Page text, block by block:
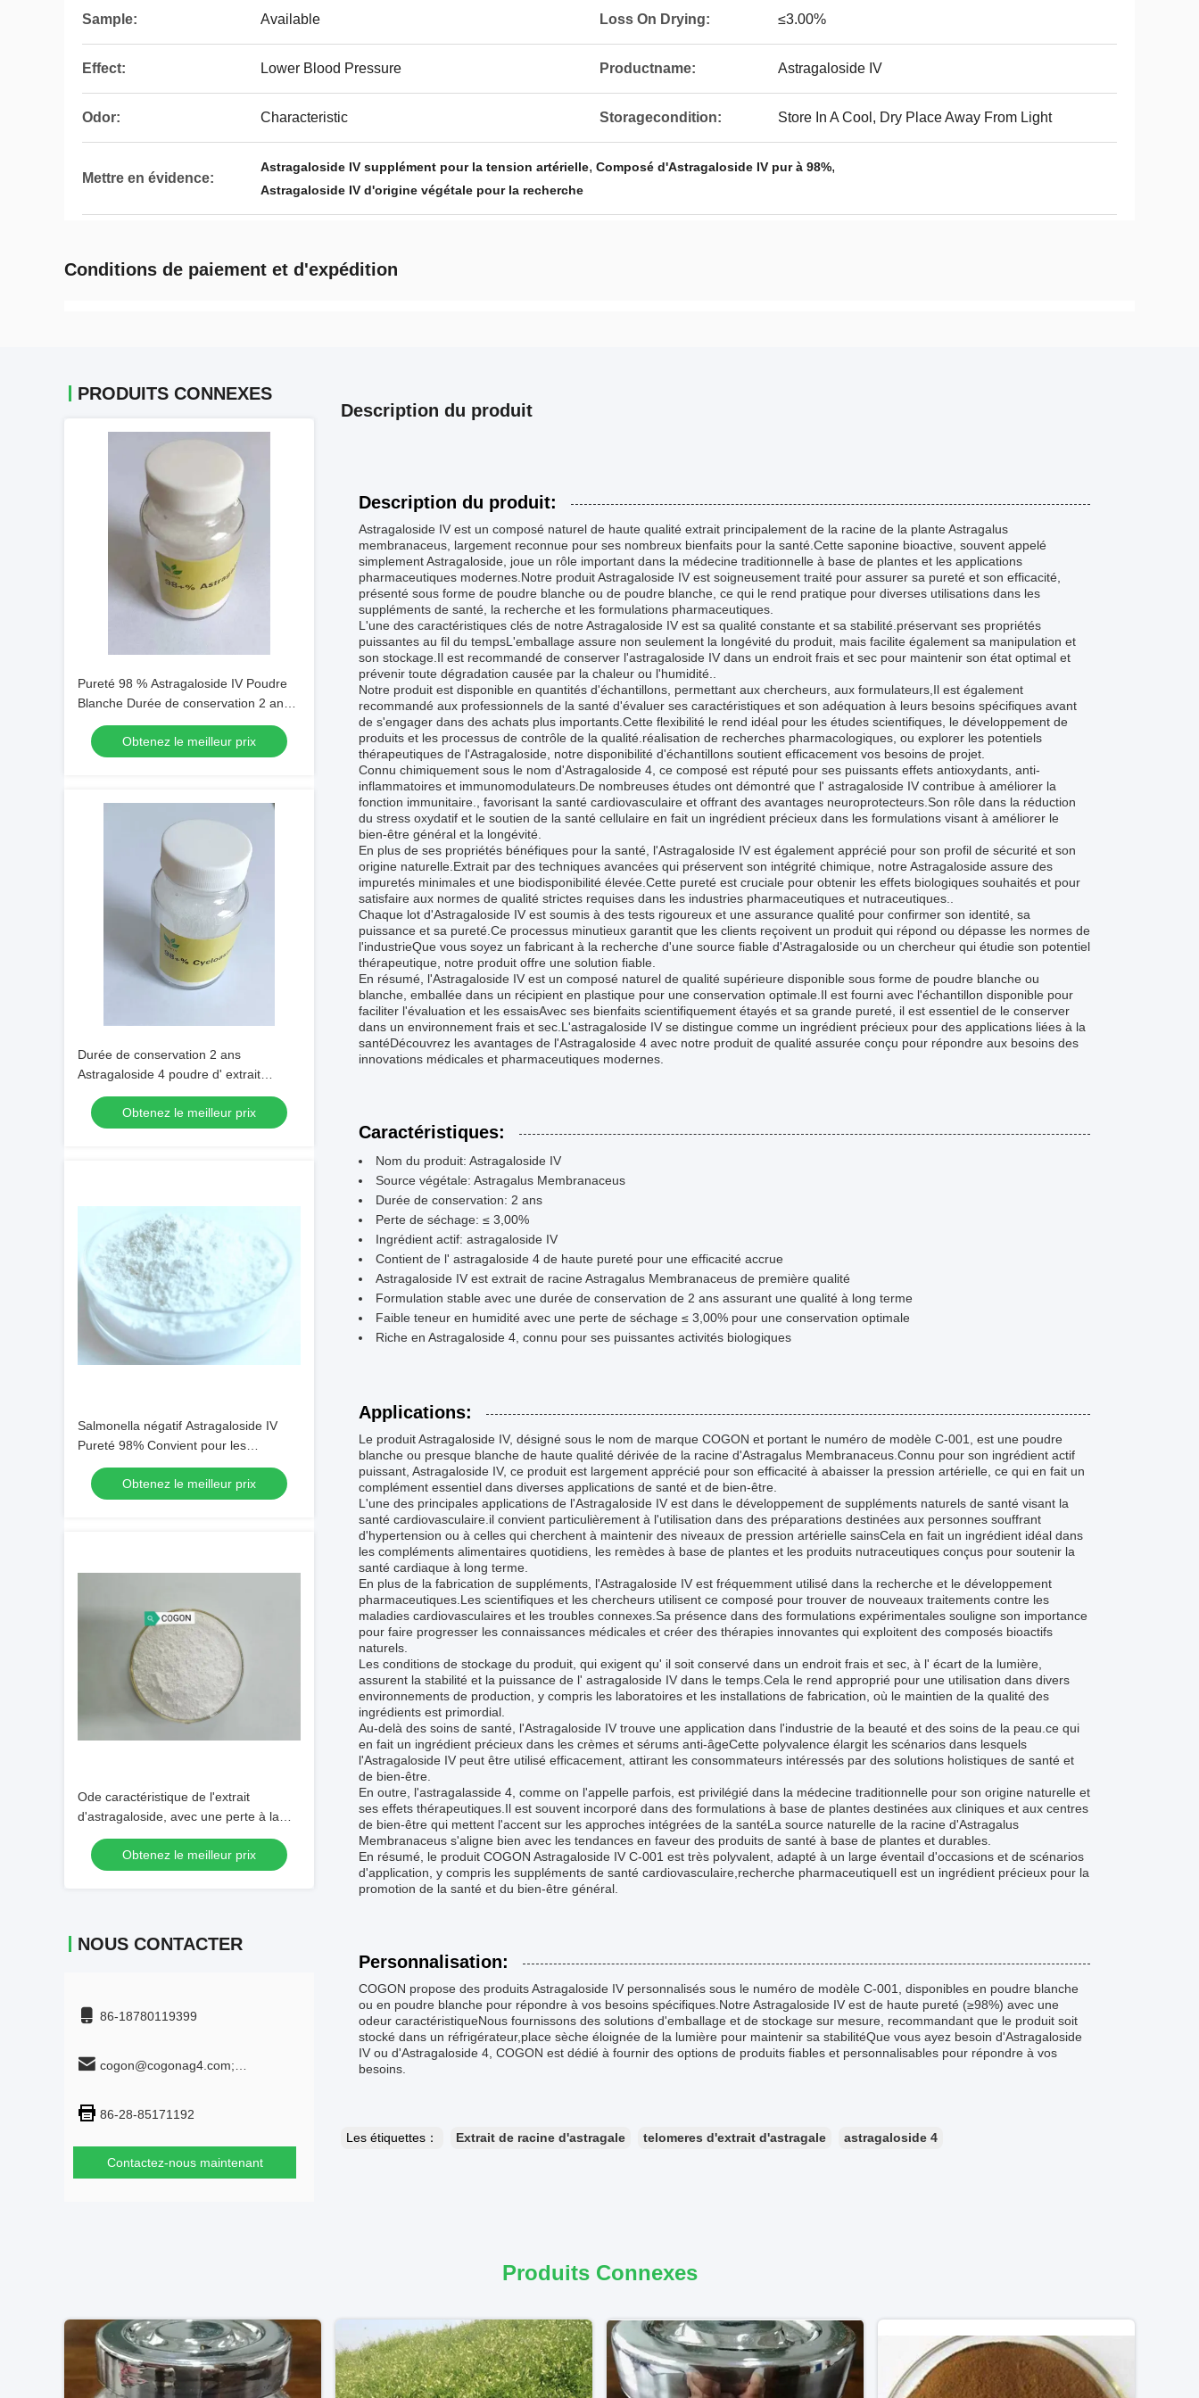
Sample: Available Loss On Drying: ≤3.00%
Effect: Lower Blood Pressure Productname: Astragaloside IV
Odor: Characteristic Storagecondition: Store In A Cool, Dry Place Away From Light
Mettre en évidence:
Astragaloside IV supplément pour la tension artérielle, Composé d'Astragaloside IV pur à 98%,
Astragaloside IV d'origine végétale pour la recherche
Conditions de paiement et d'expédition
PRODUITS CONNEXES
Pureté 98 % Astragaloside IV Poudre
Blanche Durée de conservation 2 ans
Appliqué dans les extraits botaniques
et la recherche scientifique
Obtenez le meilleur prix
Durée de conservation 2 ans
Astragaloside 4 poudre d' extrait
naturel pour les applications
pharmaceutiques et les formulations
nutraceutiques
Obtenez le meilleur prix
Salmonella négatif Astragaloside IV
Pureté 98% Convient pour les
formulations de cosmétiques et de
compléments alimentaires
Obtenez le meilleur prix
Ode caractéristique de l'extrait
d'astragaloside, avec une perte à la
dessiccation n'excédant pas 3 %,
adapté à la production de
compléments alimentaires
Obtenez le meilleur prix
NOUS CONTACTER
86-18780119399
cogon@cogonag4.com;
86-28-85171192
Contactez-nous maintenant
Description du produit
Description du produit:
Astragaloside IV est un composé naturel de haute qualité extrait principalement de la racine de la plante Astragalus
membranaceus, largement reconnue pour ses nombreux bienfaits pour la santé.Cette saponine bioactive, souvent appelé
simplement Astragaloside, joue un rôle important dans la médecine traditionnelle à base de plantes et les applications
pharmaceutiques modernes.Notre produit Astragaloside IV est soigneusement traité pour assurer sa pureté et son efficacité,
présenté sous forme de poudre blanche ou de poudre blanche, ce qui le rend pratique pour diverses utilisations dans les
suppléments de santé, la recherche et les formulations pharmaceutiques.
L'une des caractéristiques clés de notre Astragaloside IV est sa qualité constante et sa stabilité.préservant ses propriétés
puissantes au fil du tempsL'emballage assure non seulement la longévité du produit, mais facilite également sa manipulation et
son stockage.Il est recommandé de conserver l'astragaloside IV dans un endroit frais et sec pour maintenir son état optimal et
prévenir toute dégradation causée par la chaleur ou l'humidité..
Notre produit est disponible en quantités d'échantillons, permettant aux chercheurs, aux formulateurs,Il est également
recommandé aux professionnels de la santé d'évaluer ses caractéristiques et son adéquation à leurs besoins spécifiques avant
de s'engager dans des achats plus importants.Cette flexibilité le rend idéal pour les études scientifiques, le développement de
produits et les processus de contrôle de la qualité.réalisation de recherches pharmacologiques, ou explorer les potentiels
thérapeutiques de l'Astragaloside, notre disponibilité d'échantillons soutient efficacement vos besoins de projet.
Connu chimiquement sous le nom d'Astragaloside 4, ce composé est réputé pour ses puissants effets antioxydants, anti-
inflammatoires et immunomodulateurs.De nombreuses études ont démontré que l' astragaloside IV contribue à améliorer la
fonction immunitaire., favorisant la santé cardiovasculaire et offrant des avantages neuroprotecteurs.Son rôle dans la réduction
du stress oxydatif et le soutien de la santé cellulaire en fait un ingrédient précieux dans les formulations visant à améliorer le
bien-être général et la longévité.
En plus de ses propriétés bénéfiques pour la santé, l'Astragaloside IV est également apprécié pour son profil de sécurité et son
origine naturelle.Extrait par des techniques avancées qui préservent son intégrité chimique, notre Astragaloside assure des
impuretés minimales et une biodisponibilité élevée.Cette pureté est cruciale pour obtenir les effets biologiques souhaités et pour
satisfaire aux normes de qualité strictes requises dans les industries pharmaceutiques et nutraceutiques..
Chaque lot d'Astragaloside IV est soumis à des tests rigoureux et une assurance qualité pour confirmer son identité, sa
puissance et sa pureté.Ce processus minutieux garantit que les clients reçoivent un produit qui répond ou dépasse les normes de
l'industrieQue vous soyez un fabricant à la recherche d'une source fiable d'Astragaloside ou un chercheur qui étudie son potentiel
thérapeutique, notre produit offre une solution fiable.
En résumé, l'Astragaloside IV est un composé naturel de qualité supérieure disponible sous forme de poudre blanche ou
blanche, emballée dans un récipient en plastique pour une conservation optimale.Il est fourni avec l'échantillon disponible pour
faciliter l'évaluation et les essaisAvec ses bienfaits scientifiquement étayés et sa grande pureté, il est essentiel de le conserver
dans un environnement frais et sec.L'astragaloside IV se distingue comme un ingrédient précieux pour des applications liées à la
santéDécouvrez les avantages de l'Astragaloside 4 avec notre produit de qualité assurée conçu pour répondre aux besoins des
innovations médicales et pharmaceutiques modernes.
Caractéristiques:
Nom du produit: Astragaloside IV
Source végétale: Astragalus Membranaceus
Durée de conservation: 2 ans
Perte de séchage: ≤ 3,00%
Ingrédient actif: astragaloside IV
Contient de l' astragaloside 4 de haute pureté pour une efficacité accrue
Astragaloside IV est extrait de racine Astragalus Membranaceus de première qualité
Formulation stable avec une durée de conservation de 2 ans assurant une qualité à long terme
Faible teneur en humidité avec une perte de séchage ≤ 3,00% pour une conservation optimale
Riche en Astragaloside 4, connu pour ses puissantes activités biologiques
Applications:
Le produit Astragaloside IV, désigné sous le nom de marque COGON et portant le numéro de modèle C-001, est une poudre
blanche ou presque blanche de haute qualité dérivée de la racine d'Astragalus Membranaceus.Connu pour son ingrédient actif
puissant, Astragaloside IV, ce produit est largement apprécié pour son efficacité à abaisser la pression artérielle, ce qui en fait un
complément essentiel dans diverses applications de santé et de bien-être.
L'une des principales applications de l'Astragaloside IV est dans le développement de suppléments naturels de santé visant la
santé cardiovasculaire.il convient particulièrement à l'utilisation dans des préparations destinées aux personnes souffrant
d'hypertension ou à celles qui cherchent à maintenir des niveaux de pression artérielle sainsCela en fait un ingrédient idéal dans
les compléments alimentaires quotidiens, les remèdes à base de plantes et les produits nutraceutiques conçus pour soutenir la
santé cardiaque à long terme.
En plus de la fabrication de suppléments, l'Astragaloside IV est fréquemment utilisé dans la recherche et le développement
pharmaceutiques.Les scientifiques et les chercheurs utilisent ce composé pour trouver de nouveaux traitements contre les
maladies cardiovasculaires et les troubles connexes.Sa présence dans des formulations expérimentales souligne son importance
pour faire progresser les connaissances médicales et créer des thérapies innovantes qui exploitent des composés bioactifs
naturels.
Les conditions de stockage du produit, qui exigent qu' il soit conservé dans un endroit frais et sec, à l' écart de la lumière,
assurent la stabilité et la puissance de l' astragaloside IV dans le temps.Cela le rend approprié pour une utilisation dans divers
environnements de production, y compris les laboratoires et les installations de fabrication, où le maintien de la qualité des
ingrédients est primordial.
Au-delà des soins de santé, l'Astragaloside IV trouve une application dans l'industrie de la beauté et des soins de la peau.ce qui
en fait un ingrédient précieux dans les crèmes et sérums anti-âgeCette polyvalence élargit les scénarios dans lesquels
l'Astragaloside IV peut être utilisé efficacement, attirant les consommateurs intéressés par des solutions holistiques de santé et
de bien-être.
En outre, l'astragalasside 4, comme on l'appelle parfois, est privilégié dans la médecine traditionnelle pour son origine naturelle et
ses effets thérapeutiques.Il est souvent incorporé dans des formulations à base de plantes destinées aux cliniques et aux centres
de bien-être qui mettent l'accent sur les approches intégrées de la santéLa source naturelle de la racine d'Astragalus
Membranaceus s'aligne bien avec les tendances en faveur des produits de santé à base de plantes et durables.
En résumé, le produit COGON Astragaloside IV C-001 est très polyvalent, adapté à un large éventail d'occasions et de scénarios
d'application, y compris les suppléments de santé cardiovasculaire,recherche pharmaceutiqueIl est un ingrédient précieux pour la
promotion de la santé et du bien-être général.
Personnalisation:
COGON propose des produits Astragaloside IV personnalisés sous le numéro de modèle C-001, disponibles en poudre blanche
ou en poudre blanche pour répondre à vos besoins spécifiques.Notre Astragaloside IV est de haute pureté (≥98%) avec une
odeur caractéristiqueNous fournissons des solutions d'emballage et de stockage sur mesure, recommandant que le produit soit
stocké dans un réfrigérateur,place sèche éloignée de la lumière pour maintenir sa stabilitéQue vous ayez besoin d'Astragaloside
IV ou d'Astragaloside 4, COGON est dédié à fournir des options de produits fiables et personnalisables pour répondre à vos
besoins.
Les étiquettes： Extrait de racine d'astragale telomeres d'extrait d'astragale astragaloside 4
Produits Connexes